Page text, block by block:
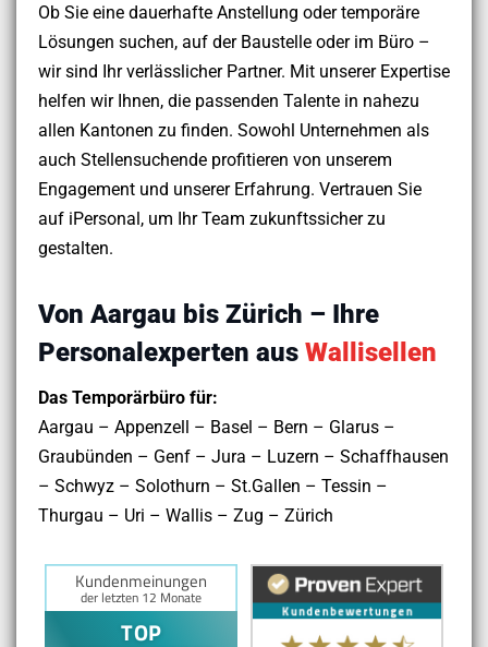
Ob Sie eine dauerhafte Anstellung oder temporäre
Lösungen suchen, auf der Baustelle oder im Büro –
wir sind Ihr verlässlicher Partner. Mit unserer Expertise
helfen wir Ihnen, die passenden Talente in nahezu
allen Kantonen zu finden. Sowohl Unternehmen als
auch Stellensuchende profitieren von unserem
Engagement und unserer Erfahrung. Vertrauen Sie
auf iPersonal, um Ihr Team zukunftssicher zu
gestalten.
Von Aargau bis Zürich – Ihre
Personalexperten aus Wallisellen
Das Temporärbüro für:
Aargau – Appenzell – Basel – Bern – Glarus –
Graubünden – Genf – Jura – Luzern – Schaffhausen
– Schwyz – Solothurn – St.Gallen – Tessin –
Thurgau – Uri – Wallis – Zug – Zürich